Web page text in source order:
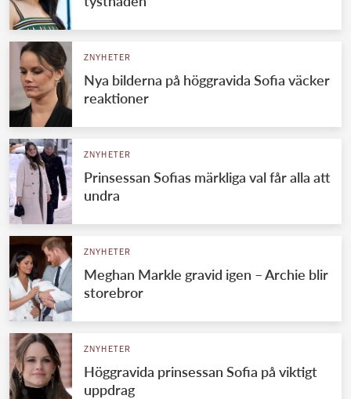
VÄRLDENS KUNGAHUS
Svenska kungahuset
Brittiska kungahuset
Danska kungahuset
Jordanska kungahuset
Luxemburgska storhertighuset
Japanska kejsarhuset
Thailändska kungahuset
Marockanska kungahuset
REDAKTION
ZNYHETER
Nya bilderna på höggravida Sofia väcker
reaktioner
ZNYHETER
Prinsessan Sofias märkliga val får alla att
undra
ZNYHETER
Meghan Markle gravid igen – Archie blir
storebror
ZNYHETER
Höggravida prinsessan Sofia på viktigt
uppdrag